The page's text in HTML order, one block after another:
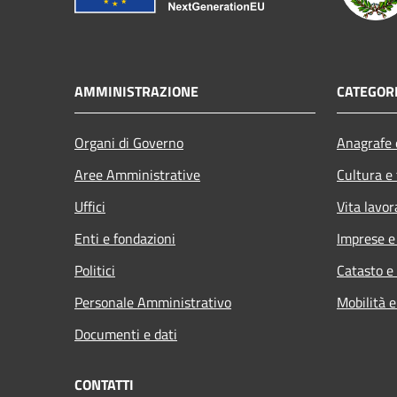
AMMINISTRAZIONE
Organi di Governo
Aree Amministrative
Uffici
Enti e fondazioni
Politici
Personale Amministrativo
Documenti e dati
Cultura
Vita
Imprese
Catasto
Mobilità
CONTATTI